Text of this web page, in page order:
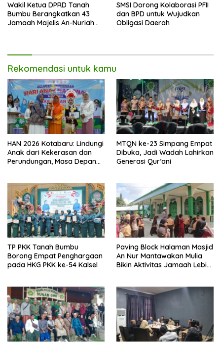
Wakil Ketua DPRD Tanah
Bumbu Berangkatkan 43
Jamaah Majelis An-Nuriah
SMSI Dorong Kolaborasi PFII
dan BPD untuk Wujudkan
Obligasi Daerah
Rekomendasi untuk kamu
HAN 2026 Kotabaru: Lindungi
Anak dari Kekerasan dan
Perundungan, Masa Depan
MTQN ke-23 Simpang Empat
Dibuka, Jadi Wadah Lahirkan
Generasi Qur’ani
TP PKK Tanah Bumbu
Borong Empat Penghargaan
pada HKG PKK ke-54 Kalsel
Paving Block Halaman Masjid
An Nur Mantawakan Mulia
Bikin Aktivitas Jamaah Lebih